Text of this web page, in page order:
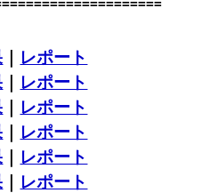
｜ レポート
｜ レポート
｜ レポート
｜ レポート
｜ レポート
｜ レポート